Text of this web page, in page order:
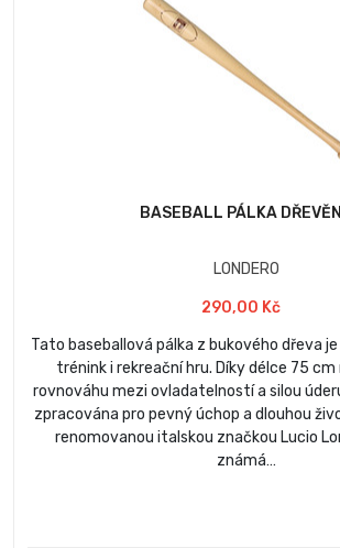
BASEBALL PÁLKA
LONDERO
290,00 Kč
Tato baseballová pálka z bukového dřeva
trénink i rekreační hru. Díky délce 75 cm
rovnováhu mezi ovladatelností a silou
zpracována pro pevný úchop a dlouhou
renomovanou italskou značkou Lucio
známá…